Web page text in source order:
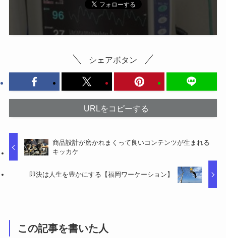
シェアボタン
URLをコピーする
商品設計が磨かれまくって良いコンテンツが生まれる
キッカケ
即決は人生を豊かにする【福岡ワーケーション】
この記事を書いた人